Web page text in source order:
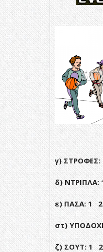
γ)
δ)
ε) ΠΑΣΑ:
στ)
ζ) ΣΟΥΤ: